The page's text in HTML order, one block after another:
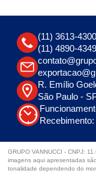
(11) 3613-4300
(11) 4890-4349
R. Emílio
São Paulo -
GRUPO VANNUCCI - CNPJ:
imagens aqui apresentadas
tonalidade dependendo do